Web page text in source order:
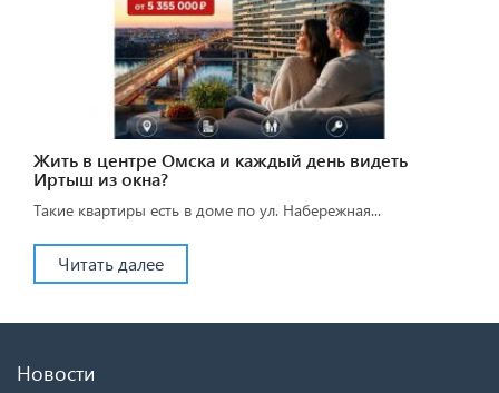
Жить в центре Омска и каждый день видеть
Иртыш из окна?
Такие квартиры есть в доме по ул. Набережная...
Читать далее
Новости